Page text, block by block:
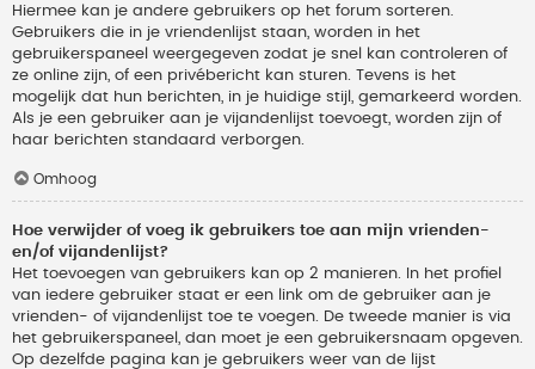
Hiermee kan je andere gebruikers op het forum sorteren.
Gebruikers die in je vriendenlijst staan, worden in het
gebruikerspaneel weergegeven zodat je snel kan controleren of
ze online zijn, of een privébericht kan sturen. Tevens is het
mogelijk dat hun berichten, in je huidige stijl, gemarkeerd worden.
Als je een gebruiker aan je vijandenlijst toevoegt, worden zijn of
haar berichten standaard verborgen.
Omhoog
Hoe verwijder of voeg ik gebruikers toe aan mijn vrienden-
en/of vijandenlijst?
Het toevoegen van gebruikers kan op 2 manieren. In het profiel
van iedere gebruiker staat er een link om de gebruiker aan je
vrienden- of vijandenlijst toe te voegen. De tweede manier is via
het gebruikerspaneel, dan moet je een gebruikersnaam opgeven.
Op dezelfde pagina kan je gebruikers weer van de lijst